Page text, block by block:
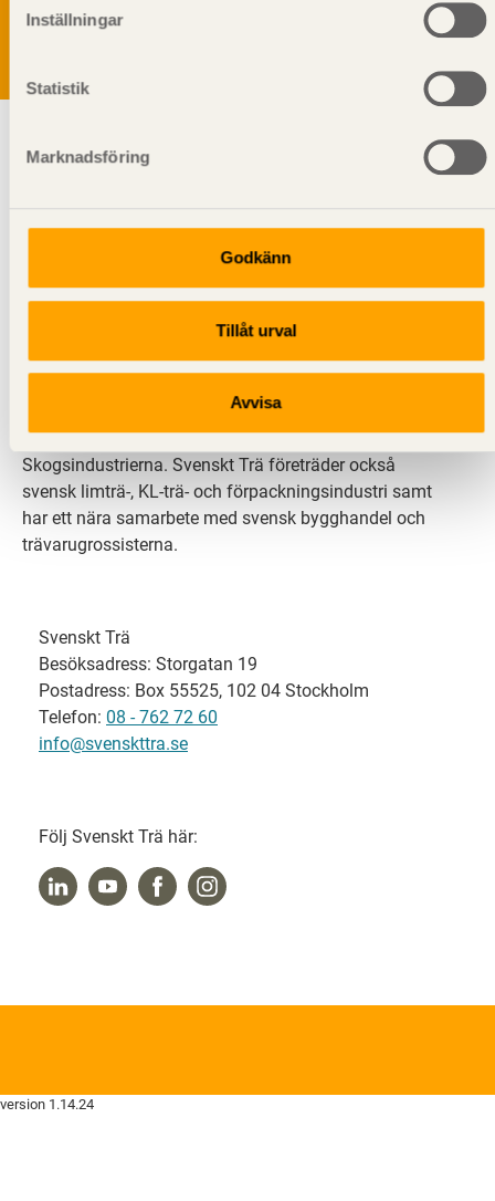
Inställningar
Statistik
Marknadsföring
Godkänn
Tillåt urval
Avvisa
Läs vår
träbyggande för att främja ett hållbart samhälle och
en livskraftig sågverksnäring. Det gör vi genom att
inspirera, utbilda och driva teknisk utveckling.
Svenskt Trä representerar svensk sågverksindustri
och är en del av branschorganisationen
Skogsindustrierna. Svenskt Trä företräder också
svensk limträ-, KL-trä- och förpackningsindustri samt
har ett nära samarbete med svensk bygghandel och
trävarugrossisterna.
Svenskt Trä
Besöksadress: Storgatan 19
Postadress: Box 55525, 102 04 Stockholm
Telefon: 08 - 762 72 60
info@svenskttra.se
Följ Svenskt Trä här:
version 1.14.24